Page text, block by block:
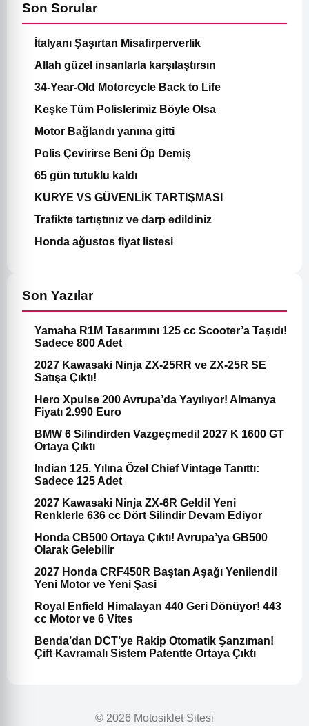
Son Sorular
İtalyanı Şaşırtan Misafirperverlik
Allah güzel insanlarla karşılaştırsın
34-Year-Old Motorcycle Back to Life
Keşke Tüm Polislerimiz Böyle Olsa
Motor Bağlandı yanına gitti
Polis Çevirirse Beni Öp Demiş
65 gün tutuklu kaldı
KURYE VS GÜVENLİK TARTIŞMASI
Trafikte tartıştınız ve darp edildiniz
Honda ağustos fiyat listesi
Son Yazılar
Yamaha R1M Tasarımını 125 cc Scooter’a Taşıdı!
Sadece 800 Adet
2027 Kawasaki Ninja ZX-25RR ve ZX-25R SE
Satışa Çıktı!
Hero Xpulse 200 Avrupa’da Yayılıyor! Almanya
Fiyatı 2.990 Euro
BMW 6 Silindirden Vazgeçmedi! 2027 K 1600 GT
Ortaya Çıktı
Indian 125. Yılına Özel Chief Vintage Tanıttı:
Sadece 125 Adet
2027 Kawasaki Ninja ZX-6R Geldi! Yeni
Renklerle 636 cc Dört Silindir Devam Ediyor
Honda CB500 Ortaya Çıktı! Avrupa’ya GB500
Olarak Gelebilir
2027 Honda CRF450R Baştan Aşağı Yenilendi!
Yeni Motor ve Yeni Şasi
Royal Enfield Himalayan 440 Geri Dönüyor! 443
cc Motor ve 6 Vites
Benda’dan DCT’ye Rakip Otomatik Şanzıman!
Çift Kavramalı Sistem Patentte Ortaya Çıktı
© 2026 Motosiklet Sitesi